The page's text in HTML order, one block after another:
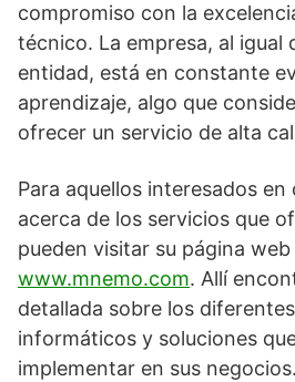
compromiso con la
técnico. La empresa, al igual
entidad, está en constante
aprendizaje, algo que
ofrecer un servicio de alta
Para aquellos interesados
acerca de los servicios que
pueden visitar su página web
www.mnemo.com. Allí
detallada sobre los
informáticos y soluciones
implementar en sus negocios.